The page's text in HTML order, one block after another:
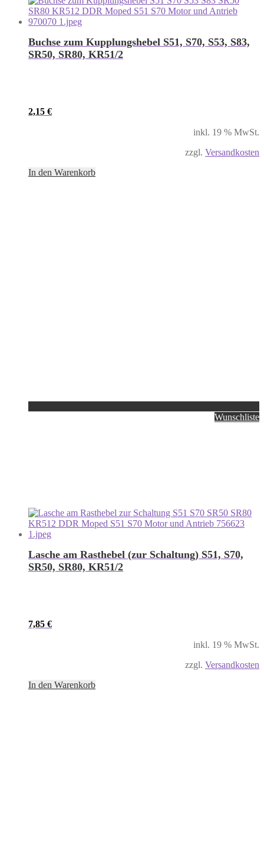
Buchse zum Kupplungshebel S51, S70, S53, S83,
SR50, SR80, KR51/2
2,15 €
inkl. 19 % MwSt.
zzgl. Versandkosten
In den Warenkorb
Wunschliste
Lasche am Rasthebel (zur Schaltung) S51, S70,
SR50, SR80, KR51/2
7,85 €
inkl. 19 % MwSt.
zzgl. Versandkosten
In den Warenkorb